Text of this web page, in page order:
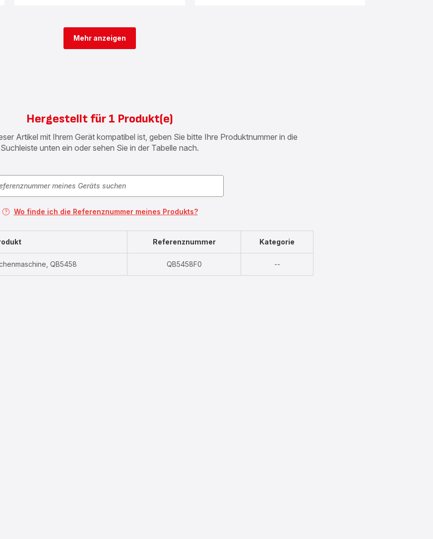
Mehr anzeigen
Hergestellt für 1 Produkt(e)
Artikel mit Ihrem Gerät kompatibel ist, geben Sie bitte Ihre Produktnummer in die
Suchleiste unten ein oder sehen Sie in der Tabelle nach.
Wo finde ich die Referenznummer meines Produkts?
Referenznummer Kategorie
QB5458 QB5458F0 --Nicht
verfügbar